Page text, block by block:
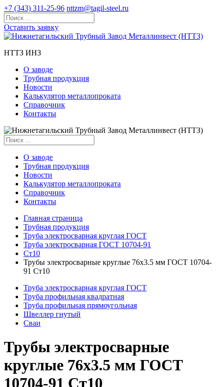
+7 (343) 311-25-96 nttzm@tagil-steel.ru
Оставить заявку
НТТЗ ИНЗ
О заводе
Трубная продукция
Новости
Калькулятор металлопроката
Справочник
Контакты
О заводе
Трубная продукция
Новости
Калькулятор металлопроката
Справочник
Контакты
Главная страница
Трубная продукция
Труба электросварная круглая ГОСТ
Труба электросварная ГОСТ 10704-91
Ст10
Трубы электросварные круглые 76x3.5 мм ГОСТ 10704-
91 Ст10
Труба электросварная круглая ГОСТ
Труба профильная квадратная
Труба профильная прямоугольная
Швеллер гнутый
Сваи
Трубы электросварные
круглые 76x3.5 мм ГОСТ
10704-91 Ст10